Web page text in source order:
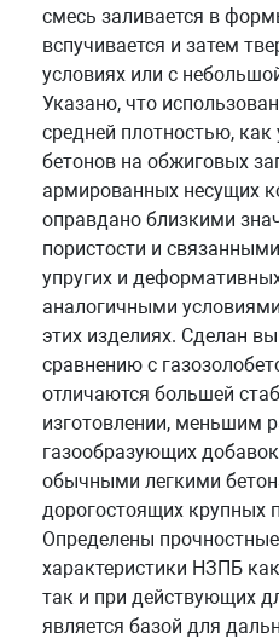
смесь заливается в
вспучивается и затем
условиях или с
Указано, что
средней плотностью,
бетонов на обжиговых
армированных несущих
оправдано близкими
пористости и
упругих и
аналогичными
этих изделиях. Сделан
сравнению с
отличаются большей
изготовлении, меньшим
газообразующих
обычными легкими
дорогостоящих крупных
Определены
характеристики НЗПБ
так и при действующих
является базой для